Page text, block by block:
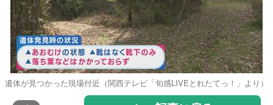
遺体が見つかった現場付近（関西テレビ「旬感LIVEとれたてっ！」より）